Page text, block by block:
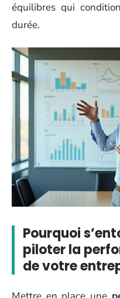
équilibres qui
durée.
Pourquoi
piloter la
de votre